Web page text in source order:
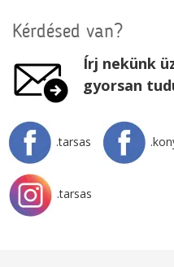
Kérdésed van?
Írj nekünk
gyorsan
.tarsas
.tarsas